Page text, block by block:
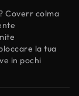
Coverr colma
la tua
in pochi